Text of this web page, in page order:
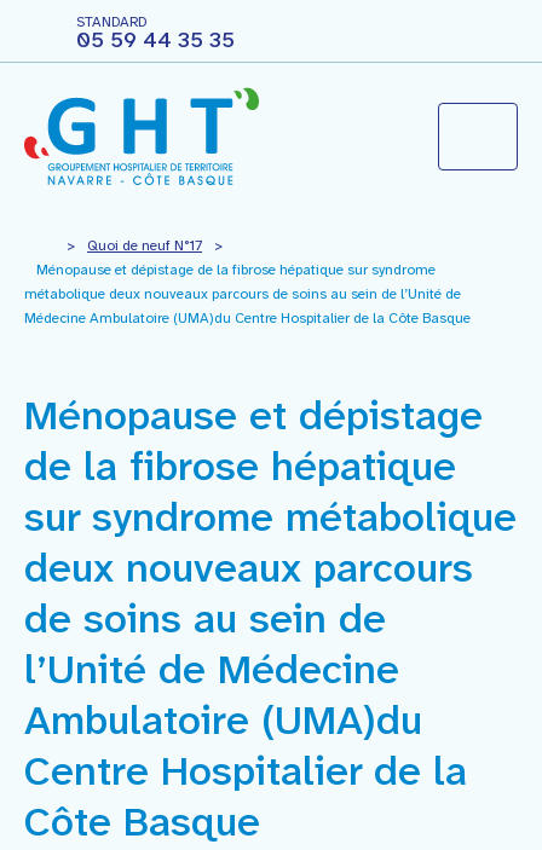
STANDARD
05 59 44 35 35
Le groupement hospitalier
Agir pour ma santé
Vous êtes professionnels
Nous rejoindre
Contact
> Quoi de neuf N°17
>
Ménopause et dépistage de la fibrose hépatique sur syndrome
métabolique deux nouveaux parcours de soins au sein de l’Unité de
Médecine Ambulatoire (UMA)du Centre Hospitalier de la Côte Basque
Ménopause et dépistage
de la fibrose hépatique
sur syndrome métabolique
deux nouveaux parcours
de soins au sein de
l’Unité de Médecine
Ambulatoire (UMA)du
Centre Hospitalier de la
Côte Basque